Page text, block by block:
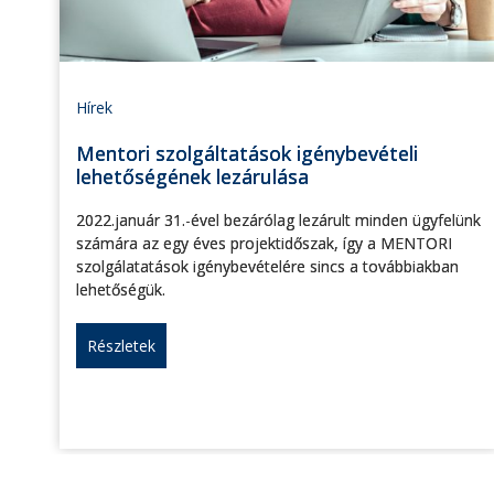
Hírek
Mentori szolgáltatások igénybevételi
lehetőségének lezárulása
2022.január 31.-ével bezárólag lezárult minden ügyfelünk
számára az egy éves projektidőszak, így a MENTORI
szolgálatatások igénybevételére sincs a továbbiakban
lehetőségük.
Részletek